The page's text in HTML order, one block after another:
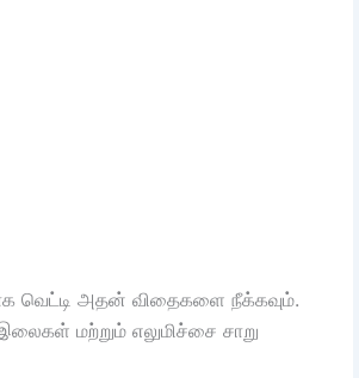
வெட்டி அதன் விதைகளை நீக்கவும்.
மற்றும் எலுமிச்சை சாறு